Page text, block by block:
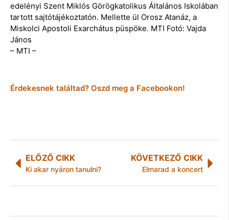
edelényi Szent Miklós Görögkatolikus Általános Iskolában
tartott sajtótájékoztatón. Mellette ül Orosz Atanáz, a
Miskolci Apostoli Exarchátus püspöke. MTI Fotó: Vajda
János
– MTI –
Érdekesnek találtad? Oszd meg a Facebookon!
ELŐZŐ CIKK
Ki akar nyáron tanulni?
KÖVETKEZŐ CIKK
Elmarad a koncert